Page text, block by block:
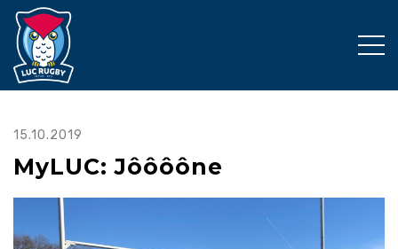
15.10.2019
MyLUC: Jôôôône